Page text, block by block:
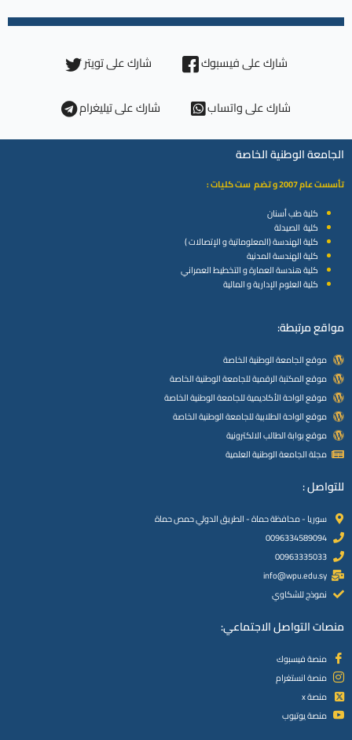
شارك على فيسبوك شارك على تويتر
شارك على واتساب شارك على تيليغرام
الجامعة الوطنية الخاصة
تأسست عام 2007 و تضم ست كليات :
كلية طب أسنان
كلية الصيدلة
كلية الهندسة (المعلوماتية و الإتصالات )
كلية الهندسة المدنية
كلية هندسة العمارة و التخطيط العمراني
كلية العلوم الإدارية و المالية
مواقع مرتبطة:
موقع الجامعة الوطنية الخاصة
موقع المكتبة الرقمية للجامعة الوطنية الخاصة
موقع الواحة الأكاديمية للجامعة الوطنية الخاصة
موقع الواحة الطلابية للجامعة الوطنية الخاصة
موقع بوابة الطالب الالكترونية
مجلة الجامعة الوطنية العلمية
للتواصل :
سوريا - محافظة حماة - الطريق الدولي حمص حماة
0096334589094
00963335033
info@wpu.edu.sy
نموذج للشكاوي
منصات التواصل الاجتماعي:
منصة فيسبوك
منصة انستغرام
منصة x
منصة يوتيوب